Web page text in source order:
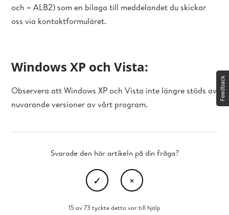
och ~ ALB2) som en bilaga till meddelandet du skickar
oss via kontaktformuläret.
Windows XP och Vista:
Observera att Windows XP och Vista inte längre stöds av
nuvarande versioner av vårt program.
Svarade den här artikeln på din fråga?
15 av 73 tyckte detta var till hjälp